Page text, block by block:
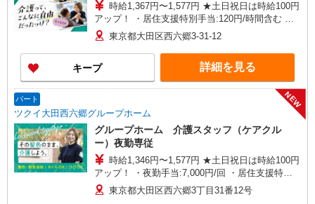
時給1,367円〜1,577円 ★土日祝日は時給100円
アップ！ ・居住支援特別手当:120円/時間含む ※
給与幅は資格・経験等による
東京都大田区西六郷3-31-12
キープ 詳細を見る
パート
ツクイ大田西六郷グループホーム
NEW
グループホーム 介護スタッフ（ケアクル
ー）夜勤専従
時給1,346円〜1,577円 ★土日祝日は時給100円
アップ！ ・夜勤手当:7,000円/回 ・居住支援特別
手当:120円/時間含む ※給与幅は資格・経験等によ
る
東京都大田区西六郷3丁目31番12号